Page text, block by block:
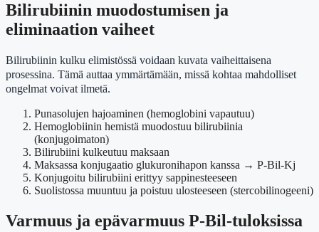
Bilirubiinin muodostumisen ja
eliminaation vaiheet
Bilirubiinin kulku elimistössä voidaan kuvata vaiheittaisena
prosessina. Tämä auttaa ymmärtämään, missä kohtaa mahdolliset
ongelmat voivat ilmetä.
Punasolujen hajoaminen (hemoglobini vapautuu)
Hemoglobiinin hemistä muodostuu bilirubiinia
(konjugoimaton)
Bilirubiini kulkeutuu maksaan
Maksassa konjugaatio glukuronihapon kanssa → P-Bil-Kj
Konjugoitu bilirubiini erittyy sappinesteeseen
Suolistossa muuntuu ja poistuu ulosteeseen (stercobilinogeeni)
Varmuus ja epävarmuus P-Bil-tuloksissa